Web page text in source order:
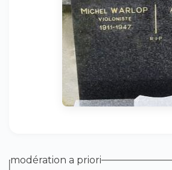
modération a priori